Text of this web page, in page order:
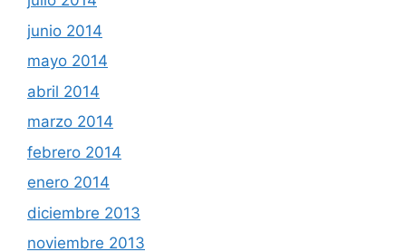
junio 2014
mayo 2014
abril 2014
marzo 2014
febrero 2014
enero 2014
diciembre 2013
noviembre 2013